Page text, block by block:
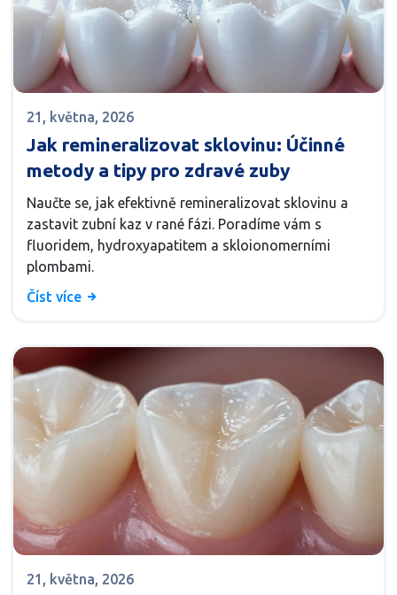
21, května, 2026
Jak remineralizovat sklovinu: Účinné
metody a tipy pro zdravé zuby
Naučte se, jak efektivně remineralizovat sklovinu a
zastavit zubní kaz v rané fázi. Poradíme vám s
fluoridem, hydroxyapatitem a skloionomerními
plombami.
Číst více
21, května, 2026